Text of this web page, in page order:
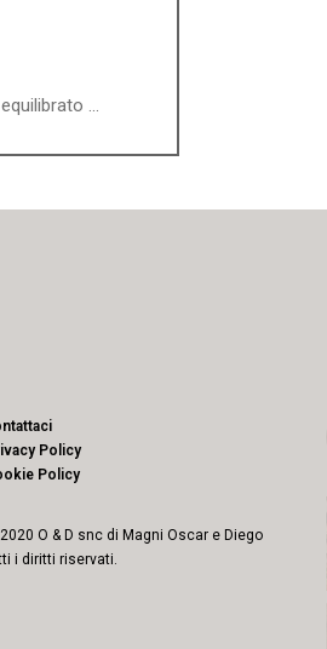
...
Policy
Policy
O & D snc di Magni Oscar e Diego
i diritti riservati.